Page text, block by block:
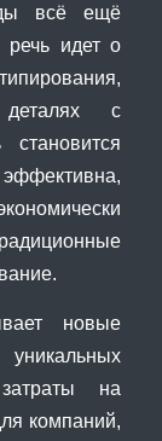
всё ещё
речь идет о
деталях с
становится
новые
на
компаний,